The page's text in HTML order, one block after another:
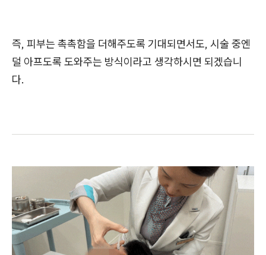
즉, 피부는 촉촉함을 더해주도록 기대되면서도, 시술 중엔
덜 아프도록 도와주는 방식이라고 생각하시면 되겠습니
다.